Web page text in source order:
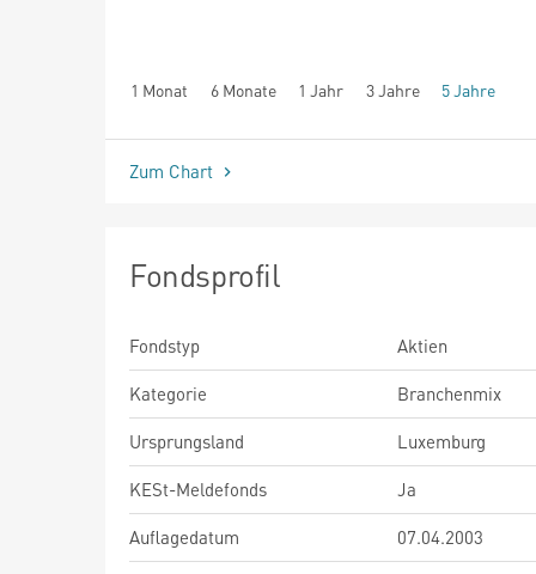
1 Monat 6 Monate 1 Jahr 3 Jahre 5 Jahre
seit Beginn
Zum Chart
Fondsprofil
Fondstyp
Aktien
Kategorie
Branchenmix
Ursprungsland
Luxemburg
KESt-Meldefonds
Ja
Auflagedatum
07.04.2003